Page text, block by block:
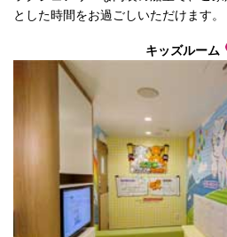
とした時間をお過ごしいただけます。
キッズルーム